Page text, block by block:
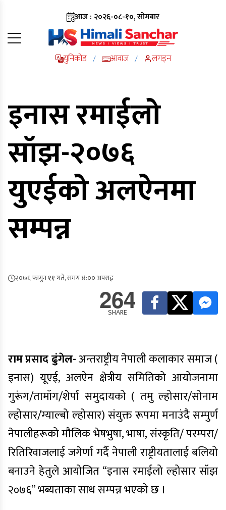
आज : २०२६-०८-१०, सोमबार
युनिकोड / आवाज / लगइन
इनास रमाईलो
सॉझ-२०७६
युएईको अलऐनमा
सम्पन्न
२०७६ फागुन ११ गते, समय ४:०० अपराह्न
264
SHARE
राम प्रसाद ढुंगेल-अन्तराष्ट्रीय नेपाली कलाकार समाज (
इनास) यूएई, अलऐन क्षेत्रीय समितिको आयोजनामा
गुरूंग/तामॉग/शेर्पा समुदायको ( तमु ल्होसार/सोनाम
ल्होसार/ग्याल्बो ल्होसार) संयुक्त रूपमा मनाउंदै सम्पुर्ण
नेपालीहरूको मौलिक भेषभुषा, भाषा, संस्कृति/ परम्परा/
रितिरिवाजलाई जगेर्णा गर्दै नेपाली राष्ट्रीयतालाई बलियो
बनाउने हेतुले आयोजित “इनास रमाईलो ल्होसार सॉझ
२०७६” भब्यताका साथ सम्पन्न भएको छ ।